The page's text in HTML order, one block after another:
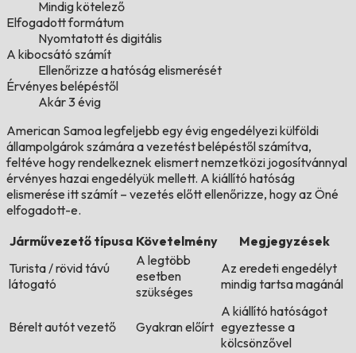
Mindig kötelező
Elfogadott formátum
Nyomtatott és digitális
A kibocsátó számít
Ellenőrizze a hatóság elismerését
Érvényes belépéstől
Akár 3 évig
American Samoa legfeljebb egy évig engedélyezi külföldi
állampolgárok számára a vezetést belépéstől számítva,
feltéve hogy rendelkeznek elismert nemzetközi jogosítvánnyal
érvényes hazai engedélyük mellett. A kiállító hatóság
elismerése itt számít – vezetés előtt ellenőrizze, hogy az Öné
elfogadott-e.
Járművezető típusa Követelmény
Megjegyzések
Turista / rövid távú
látogató
A legtöbb
esetben
szükséges
Az eredeti engedélyt
mindig tartsa magánál
Bérelt autót vezető Gyakran előírt
A kiállító hatóságot
egyeztesse a
kölcsönzővel